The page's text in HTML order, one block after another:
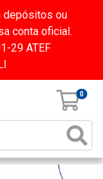
depósitos ou
conta oficial.
29 ATEF
0